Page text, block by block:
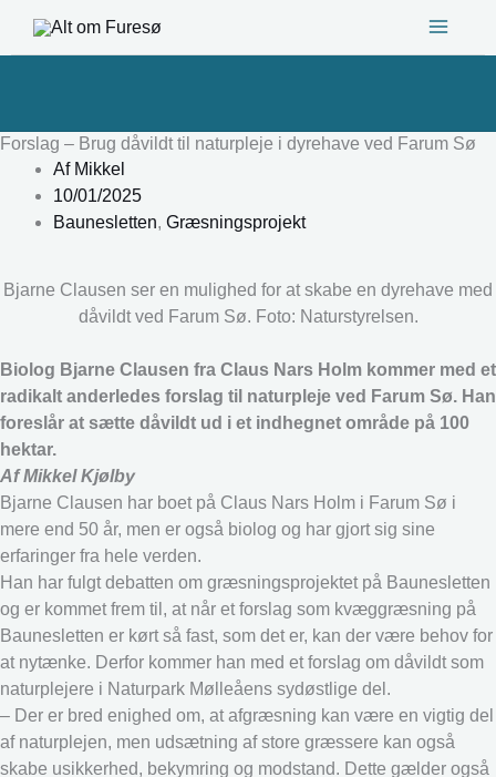
Forslag – Brug dåvildt til naturpleje i dyrehave ved Farum Sø
AfMikkel
10/01/2025
Baunesletten, Græsningsprojekt
Bjarne Clausen ser en mulighed for at skabe en dyrehave med
dåvildt ved Farum Sø. Foto: Naturstyrelsen.
Biolog Bjarne Clausen fra Claus Nars Holm kommer med et
radikalt anderledes forslag til naturpleje ved Farum Sø. Han
foreslår at sætte dåvildt ud i et indhegnet område på 100
hektar.
Af Mikkel Kjølby
Bjarne Clausen har boet på Claus Nars Holm i Farum Sø i
mere end 50 år, men er også biolog og har gjort sig sine
erfaringer fra hele verden.
Han har fulgt debatten om græsningsprojektet på Baunesletten
og er kommet frem til, at når et forslag som kvæggræsning på
Baunesletten er kørt så fast, som det er, kan der være behov for
at nytænke. Derfor kommer han med et forslag om dåvildt som
naturplejere i Naturpark Mølleåens sydøstlige del.
– Der er bred enighed om, at afgræsning kan være en vigtig del
af naturplejen, men udsætning af store græssere kan også
skabe usikkerhed, bekymring og modstand. Dette gælder også